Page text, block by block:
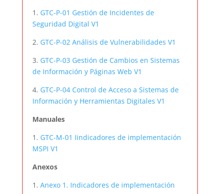
1. GTC-P-01 Gestión de Incidentes de
Seguridad Digital V1
2. GTC-P-02 Análisis de Vulnerabilidades V1
3. GTC-P-03 Gestión de Cambios en Sistemas
de Información y Páginas Web V1
4. GTC-P-04 Control de Acceso a Sistemas de
Información y Herramientas Digitales V1
Manuales
1. GTC-M-01 Iindicadores de implementación
MSPI V1
Anexos
1. Anexo 1. Indicadores de implementación